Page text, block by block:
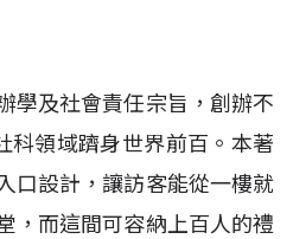
學及社會責任宗旨，創辦不
科領域躋身世界前百。本著
口設計，讓訪客能從一樓就
，而這間可容納上百人的禮